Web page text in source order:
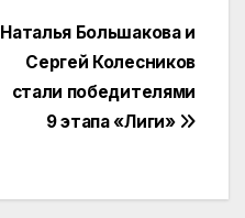
Наталья Большакова и
Сергей Колесников
стали победителями
9 этапа «Лиги»